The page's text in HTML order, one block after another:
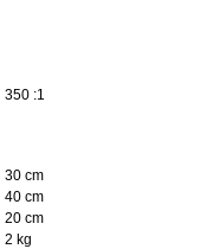
350 :1
30 cm
40 cm
20 cm
2 kg